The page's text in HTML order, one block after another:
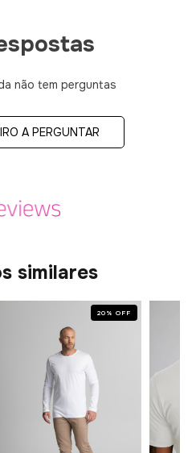
não tem perguntas
A PERGUNTAR
similares
20 %OFF